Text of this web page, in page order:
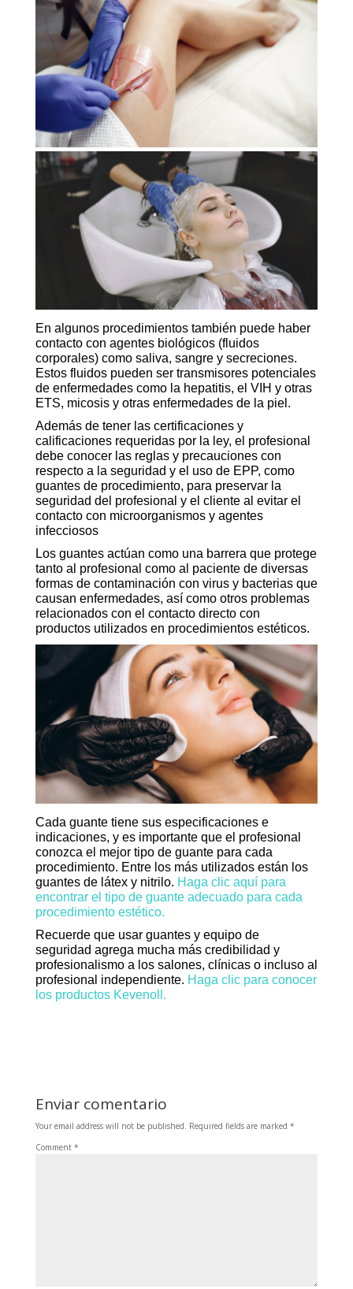
En algunos procedimientos también puede haber
contacto con agentes biológicos (fluidos
corporales) como saliva, sangre y secreciones.
Estos fluidos pueden ser transmisores potenciales
de enfermedades como la hepatitis, el VIH y otras
ETS, micosis y otras enfermedades de la piel.
Además de tener las certificaciones y
calificaciones requeridas por la ley, el profesional
debe conocer las reglas y precauciones con
respecto a la seguridad y el uso de EPP, como
guantes de procedimiento, para preservar la
seguridad del profesional y el cliente al evitar el
contacto con microorganismos y agentes
infecciosos
Los guantes actúan como una barrera que protege
tanto al profesional como al paciente de diversas
formas de contaminación con virus y bacterias que
causan enfermedades, así como otros problemas
relacionados con el contacto directo con
productos utilizados en procedimientos estéticos.
Cada guante tiene sus especificaciones e
indicaciones, y es importante que el profesional
conozca el mejor tipo de guante para cada
procedimiento. Entre los más utilizados están los
guantes de látex y nitrilo. Haga clic aquí para
encontrar el tipo de guante adecuado para cada
procedimiento estético.
Recuerde que usar guantes y equipo de
seguridad agrega mucha más credibilidad y
profesionalismo a los salones, clínicas o incluso al
profesional independiente. Haga clic para conocer
los productos Kevenoll.
Enviar comentario
Your email address will not be published. Required fields are marked *
Comment *